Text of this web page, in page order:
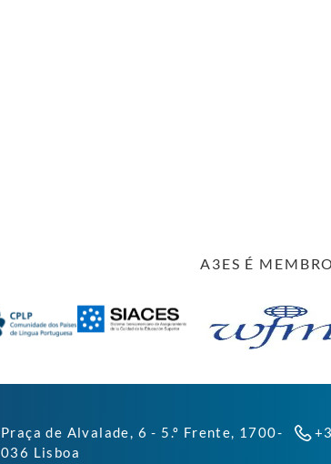
A3ES É
Praça de Alvalade, 6 - 5.º Frente, 1700-
036 Lisboa